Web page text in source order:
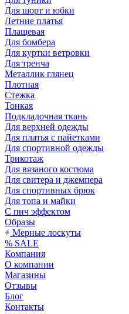
Для шорт и юбки
Летние платья
Плащевая
Для бомбера
Для куртки ветровки
Для тренча
Металлик глянец
Плотная
Стежка
Тонкая
Подкладочная ткань
Для верхней одежды
Для платья с пайетками
Для спортивной одежды
Трикотаж
Для вязаного костюма
Для свитера и джемпера
Для спортивных брюк
Для топа и майки
С пич эффектом
Образы
Мерные лоскуты
% SALE
Компания
О компании
Магазины
Отзывы
Блог
Контакты